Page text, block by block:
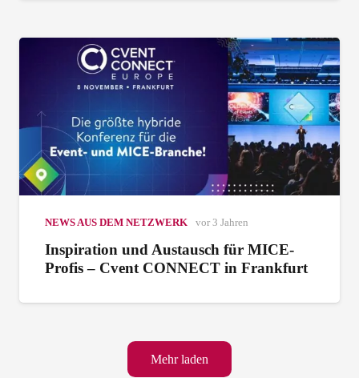
NEWS AUS DEM NETZWERK vor 3 Jahren
Inspiration und Austausch für MICE-
Profis – Cvent CONNECT in Frankfurt
Mehr laden